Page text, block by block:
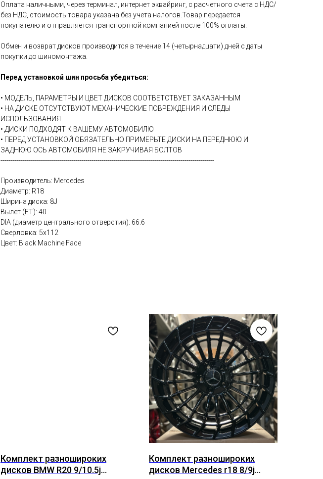
Оплата наличными, через терминал, интернет эквайринг, с расчетного счета с НДС/
без НДС, стоимость товара указана без учета налогов.Товар передается
покупателю и отправляется транспортной компанией после 100% оплаты.
Обмен и возврат дисков производится в течение 14 (четырнадцати) дней с даты
покупки до шиномонтажа.
Перед установкой шин просьба убедиться:
• МОДЕЛЬ, ПАРАМЕТРЫ И ЦВЕТ ДИСКОВ СООТВЕТСТВУЕТ ЗАКАЗАННЫМ
• НА ДИСКЕ ОТСУТСТВУЮТ МЕХАНИЧЕСКИЕ ПОВРЕЖДЕНИЯ И СЛЕДЫ
ИСПОЛЬЗОВАНИЯ
• ДИСКИ ПОДХОДЯТ К ВАШЕМУ АВТОМОБИЛЮ
• ПЕРЕД УСТАНОВКОЙ ОБЯЗАТЕЛЬНО ПРИМЕРЬТЕ ДИСКИ НА ПЕРЕДНЮЮ И
ЗАДНЮЮ ОСЬ АВТОМОБИЛЯ НЕ ЗАКРУЧИВАЯ БОЛТОВ
------------------------------------------------------------------------------------------------------------
Производитель: Mercedes
Диаметр: R18
Ширина диска: 8J
Вылет (ET): 40
DIA (диаметр центрального отверстия): 66.6
Сверловка: 5х112
Цвет: Black Machine Face
Комплект разношироких
дисков BMW R20 9/10.5j
Комплект разношироких
дисков Mercedes r18 8/9j